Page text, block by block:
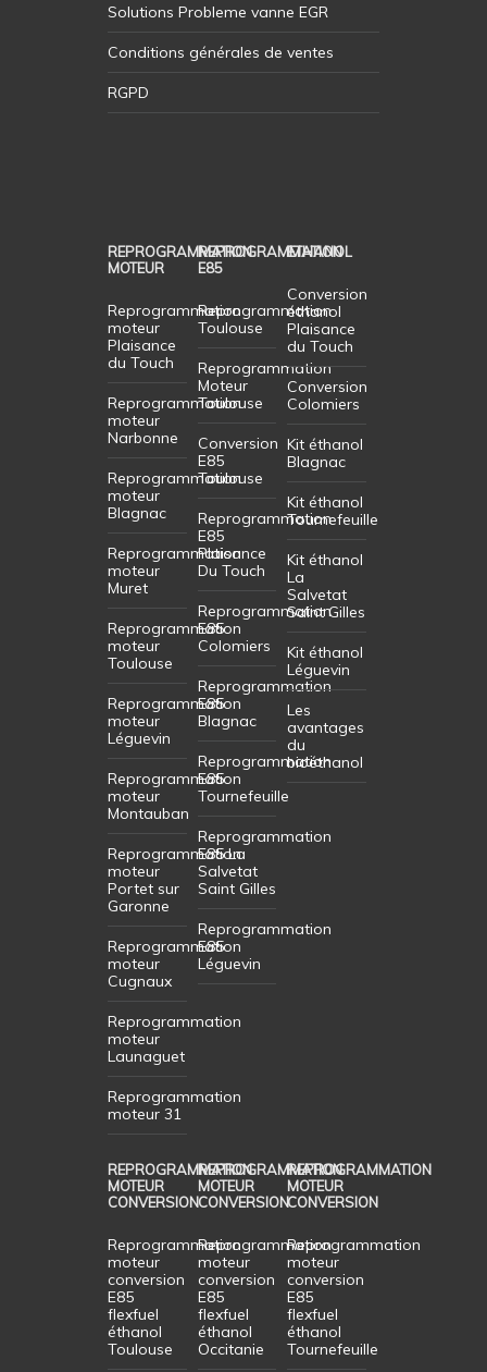
Solutions Probleme vanne EGR
Conditions générales de ventes
RGPD
REPROGRAMMATION
MOTEUR
Reprogrammation
moteur
Plaisance
du Touch
Reprogrammation
moteur
Narbonne
Reprogrammation
moteur
Blagnac
Reprogrammation
moteur
Muret
Reprogrammation
moteur
Toulouse
Reprogrammation
moteur
Léguevin
Reprogrammation
moteur
Montauban
Reprogrammation
moteur
Portet sur
Garonne
Reprogrammation
moteur
Cugnaux
Reprogrammation
moteur
Launaguet
Reprogrammation
moteur 31
REPROGRAMMATION
E85
Reprogrammation
Toulouse
Reprogrammation
Moteur
Toulouse
Conversion
E85
Toulouse
Reprogrammation
E85
Plaisance
Du Touch
Reprogrammation
E85
Colomiers
Reprogrammation
E85
Blagnac
Reprogrammation
E85
Tournefeuille
Reprogrammation
E85 La
Salvetat
Saint Gilles
Reprogrammation
E85
Léguevin
ETHANOL
Conversion
éthanol
Plaisance
du Touch
Conversion
Colomiers
Kit éthanol
Blagnac
Kit éthanol
Tournefeuille
Kit éthanol
La
Salvetat
Saint Gilles
Kit éthanol
Léguevin
Les
avantages
du
bioéthanol
REPROGRAMMATION
MOTEUR
CONVERSION
Reprogrammation
moteur
conversion
E85
flexfuel
éthanol
Toulouse
REPROGRAMMATION
MOTEUR
CONVERSION
Reprogrammation
moteur
conversion
E85
flexfuel
éthanol
Occitanie
REPROGRAMMATION
MOTEUR
CONVERSION
Reprogrammation
moteur
conversion
E85
flexfuel
éthanol
Tournefeuille